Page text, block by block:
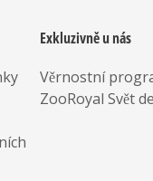
Exkluzivně u nás
Věrnostní
ZooRoyal Svět